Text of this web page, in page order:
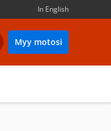
In English
Myy motosi